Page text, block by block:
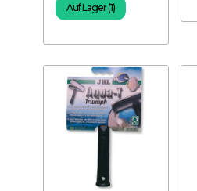
Auf Lager (1)